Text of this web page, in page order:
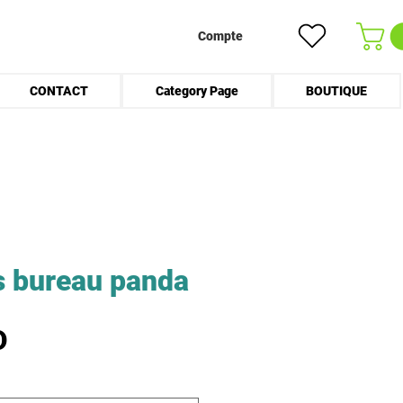
Compte
CONTACT Category Page BOUTIQUE
bureau panda
Prix